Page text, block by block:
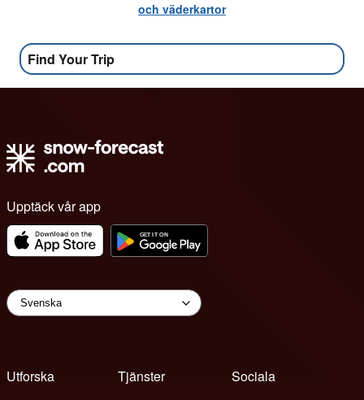
och väderkartor
Find Your Trip
Upptäck vår app
Utforska
Tjänster
Sociala